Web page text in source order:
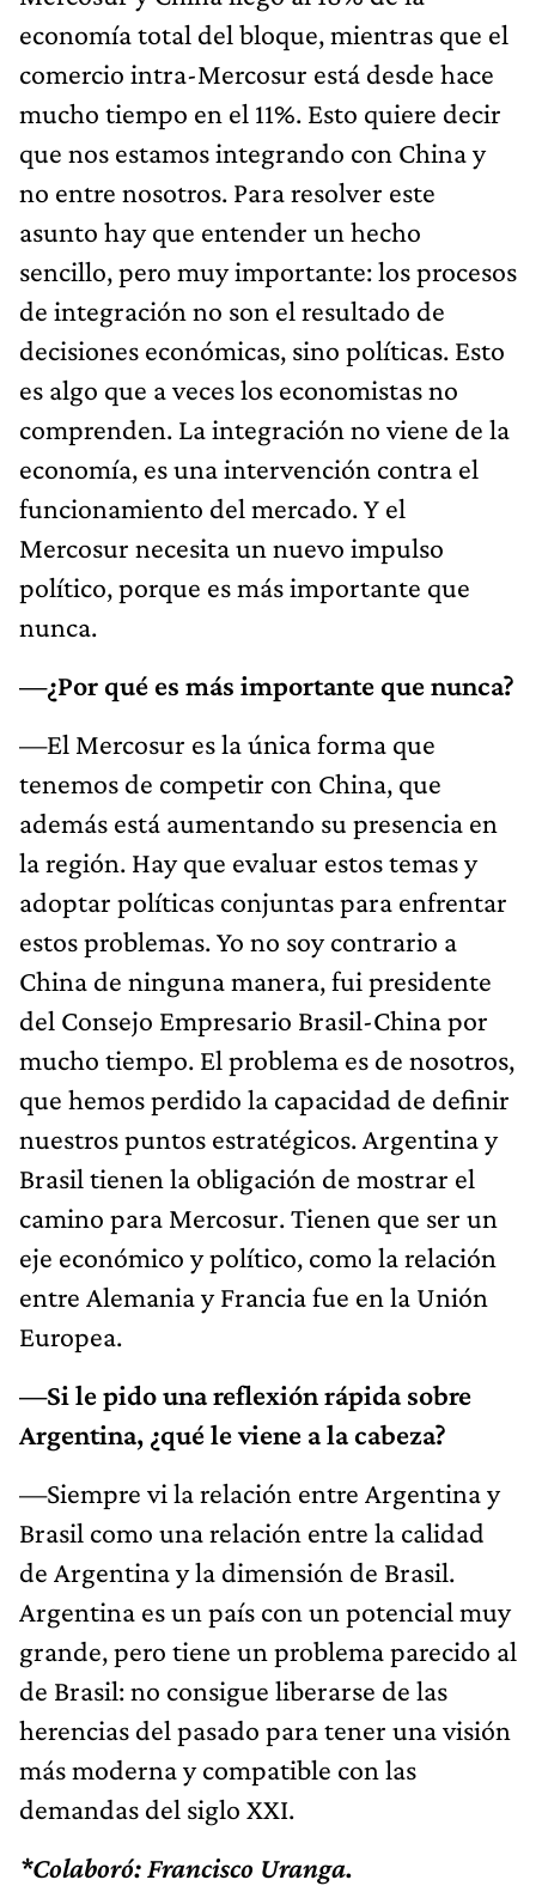
economía total del bloque, mientras que el
comercio intra-Mercosur está desde hace
mucho tiempo en el 11%. Esto quiere decir
que nos estamos integrando con China y
no entre nosotros. Para resolver este
asunto hay que entender un hecho
sencillo, pero muy importante: los procesos
de integración no son el resultado de
decisiones económicas, sino políticas. Esto
es algo que a veces los economistas no
comprenden. La integración no viene de la
economía, es una intervención contra el
funcionamiento del mercado. Y el
Mercosur necesita un nuevo impulso
político, porque es más importante que
nunca.
—¿Por qué es más importante que nunca?
—El Mercosur es la única forma que
tenemos de competir con China, que
además está aumentando su presencia en
la región. Hay que evaluar estos temas y
adoptar políticas conjuntas para enfrentar
estos problemas. Yo no soy contrario a
China de ninguna manera, fui presidente
del Consejo Empresario Brasil-China por
mucho tiempo. El problema es de nosotros,
que hemos perdido la capacidad de definir
nuestros puntos estratégicos. Argentina y
Brasil tienen la obligación de mostrar el
camino para Mercosur. Tienen que ser un
eje económico y político, como la relación
entre Alemania y Francia fue en la Unión
Europea.
—Si le pido una reflexión rápida sobre
Argentina, ¿qué le viene a la cabeza?
—Siempre vi la relación entre Argentina y
Brasil como una relación entre la calidad
de Argentina y la dimensión de Brasil.
Argentina es un país con un potencial muy
grande, pero tiene un problema parecido al
de Brasil: no consigue liberarse de las
herencias del pasado para tener una visión
más moderna y compatible con las
demandas del siglo XXI.
*Colaboró: Francisco Uranga.